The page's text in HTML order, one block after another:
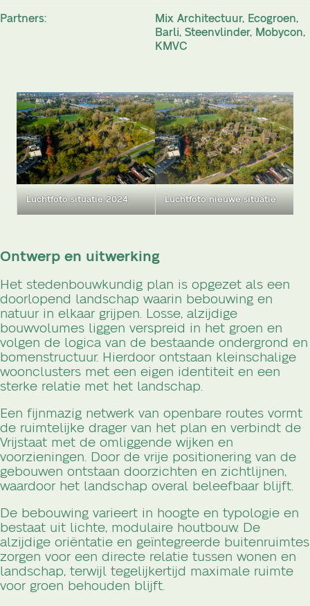
Partners:
Mix Architectuur, Ecogroen,
Barli, Steenvlinder, Mobycon,
KMVC
Luchtfoto situatie 2024 Luchtfoto nieuwe situatie
Ontwerp en uitwerking
Het stedenbouwkundig plan is opgezet als een
doorlopend landschap waarin bebouwing en
natuur in elkaar grijpen. Losse, alzijdige
bouwvolumes liggen verspreid in het groen en
volgen de logica van de bestaande ondergrond en
bomenstructuur. Hierdoor ontstaan kleinschalige
woonclusters met een eigen identiteit en een
sterke relatie met het landschap.
Een fijnmazig netwerk van openbare routes vormt
de ruimtelijke drager van het plan en verbindt de
Vrijstaat met de omliggende wijken en
voorzieningen. Door de vrije positionering van de
gebouwen ontstaan doorzichten en zichtlijnen,
waardoor het landschap overal beleefbaar blijft.
De bebouwing varieert in hoogte en typologie en
bestaat uit lichte, modulaire houtbouw. De
alzijdige oriëntatie en geïntegreerde buitenruimtes
zorgen voor een directe relatie tussen wonen en
landschap, terwijl tegelijkertijd maximale ruimte
voor groen behouden blijft.